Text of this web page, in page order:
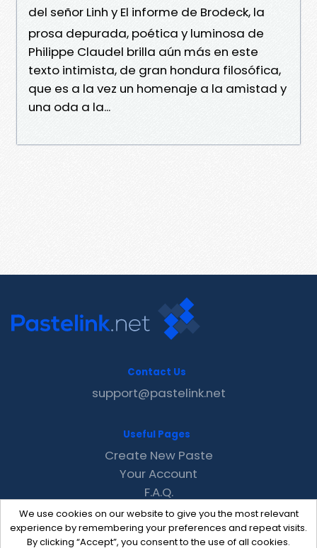
del señor Linh y El informe de Brodeck, la
prosa depurada, poética y luminosa de
Philippe Claudel brilla aún más en este
texto intimista, de gran hondura filosófica,
que es a la vez un homenaje a la amistad y
una oda a la...
We use cookies on our website to give you the most relevant
experience by remembering your preferences and repeat visits.
By clicking “Accept”, you consent to the use of all cookies.
Contact Us
support@pastelink.net
Useful Pages
Create New Paste
Your Account
F.A.Q.
Recent
Contact